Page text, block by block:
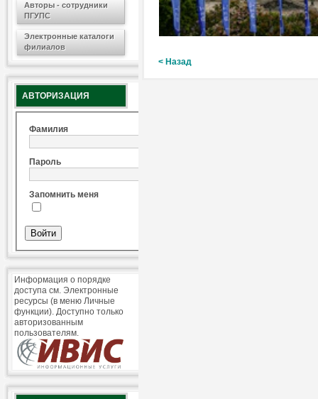
Авторы - сотрудники
ПГУПС
Электронные каталоги
филиалов
АВТОРИЗАЦИЯ
Фамилия
Пароль
Запомнить меня
Информация о порядке
доступа см. Электронные
ресурсы (в меню Личные
функции). Доступно только
авторизованным
пользователям.
< Назад